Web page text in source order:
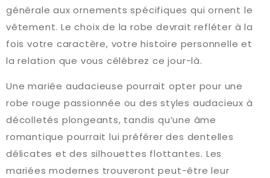
générale aux ornements spécifiques qui ornent le
vêtement. Le choix de la robe devrait refléter à la
fois votre caractère, votre histoire personnelle et
la relation que vous célébrez ce jour-là.
Une mariée audacieuse pourrait opter pour une
robe rouge passionnée ou des styles audacieux à
décolletés plongeants, tandis qu’une âme
romantique pourrait lui préférer des dentelles
délicates et des silhouettes flottantes. Les
mariées modernes trouveront peut-être leur